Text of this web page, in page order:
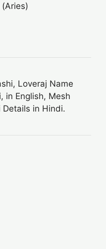
(Aries)
Loveraj Name
in English, Mesh
Details in Hindi.